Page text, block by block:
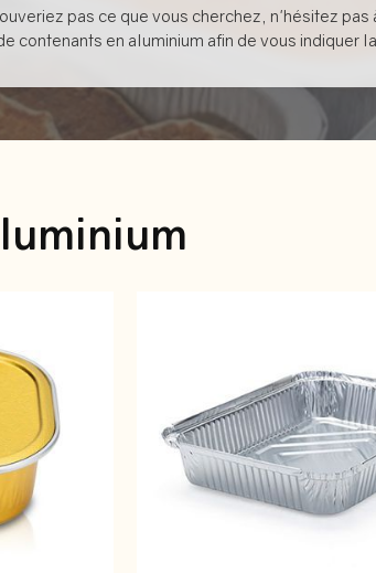
pas ce que vous cherchez, n'hésitez pas
contenants en aluminium afin de vous indiquer